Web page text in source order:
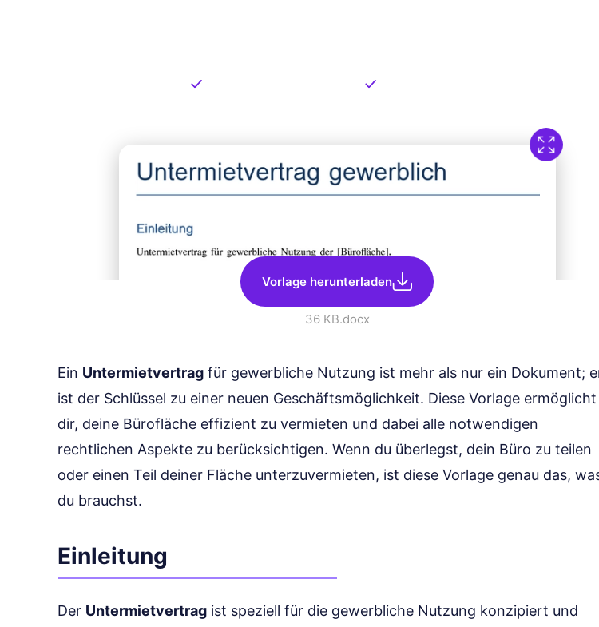
Vorlage herunterladen
36 KB.docx
Ein Untermietvertrag für gewerbliche Nutzung ist mehr als nur ein Dokument;
ist der Schlüssel zu einer neuen Geschäftsmöglichkeit. Diese Vorlage ermöglicht
dir, deine Bürofläche effizient zu vermieten und dabei alle notwendigen
rechtlichen Aspekte zu berücksichtigen. Wenn du überlegst, dein Büro zu teilen
oder einen Teil deiner Fläche unterzuvermieten, ist diese Vorlage genau das,
du brauchst.
Einleitung
Der Untermietvertrag ist speziell für die gewerbliche Nutzung konzipiert und